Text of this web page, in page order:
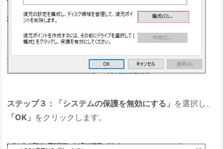
ステップ３：「システムの保護を無効にする」 を選択し、
「OK」 をクリックします。